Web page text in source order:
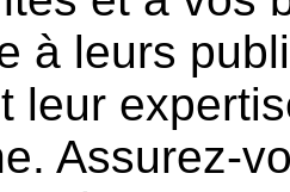
à leurs
leur
Assurez-